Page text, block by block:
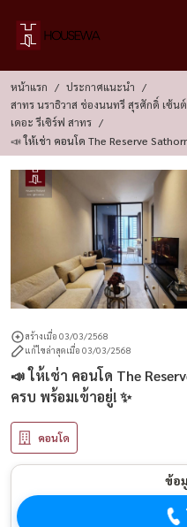
หน้าแรก
ประกาศแนะนำ
สาทร นราธิวาส ช่องนนทรี สุรศักดิ์ เซ้น
เดอะ รีเซิร์ฟ สาทร
📣 ให้เช่า คอนโด The Reserve
สร้างเมื่อ 03/03/2568
แก้ไขล่าสุดเมื่อ 03/03/2568
📣 ให้เช่า คอนโด The
ครบ พร้อมเข้าอยู่! ✨
คอนโด
ข้อ